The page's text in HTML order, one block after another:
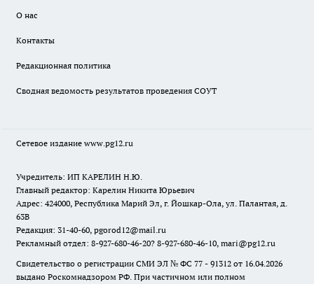
О нас
Контакты
Редакционная политика
Сводная ведомость результатов проведения СОУТ
Сетевое издание www.pg12.ru
Учредитель: ИП КАРЕЛИН Н.Ю.
Главный редактор: Карелин Никита Юрьевич
Адрес: 424000, Республика Марий Эл, г. Йошкар-Ола, ул. Палантая, д.
63В
Редакция: 31-40-60, pgorod12@mail.ru
Рекламный отдел: 8-927-680-46-20? 8-927-680-46-10, mari@pg12.ru
Свидетельство о регистрации СМИ ЭЛ № ФС 77 - 91312 от 16.04.2026
выдано Роскомнадзором РФ. При частичном или полном